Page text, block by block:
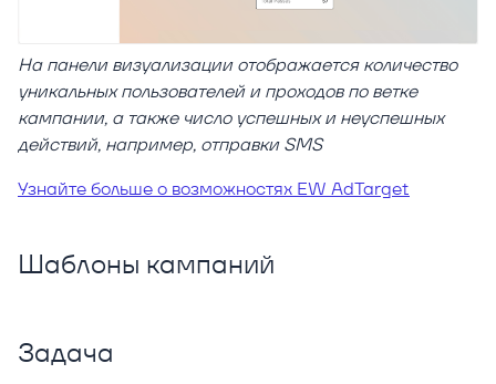
На панели визуализации отображается количество
уникальных пользователей и проходов по ветке
кампании, а также число успешных и неуспешных
действий, например, отправки SMS
Узнайте больше о возможностях EW AdTarget
Шаблоны кампаний
Задача